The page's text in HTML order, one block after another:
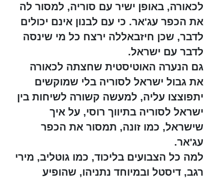
לכאורה, באופן ישיר עם סוריה, למסור לה
את הכפר עג'אר. כי עם לבנון אינם יכולים
לדבר, שכן חיזבאללה ירצח כל מי שינסה
לדבר עם ישראל.
גם הנערה האוטיסטית שחצתה לכאורה
את גבול ישראל לסוריה בלי שמוקשים
יתפוצצו עליה, למעשה קשורה לשיחות בין
ישראל לסוריה בתיווך רוסי, על איך
שישראל, כמו זונה, תמסור את הכפר
עג'אר.
למה כל הצבועים בליכוד, כמו גוטליב, מירי
רגב, דיסטל ובמיוחד נתניהו, שהופיע